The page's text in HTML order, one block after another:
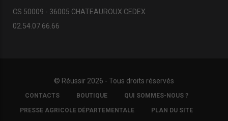
CS 50009 - 36005 CHATEAUROUX CEDEX
02.54.07.66.66
© Réussir 2026 - Tous droits réservés
FOOTER
COPYRIGHT
CONTACTS BOUTIQUE QUI SOMMES-NOUS ?
PRESSE AGRICOLE DÉPARTEMENTALE PLAN DU SITE